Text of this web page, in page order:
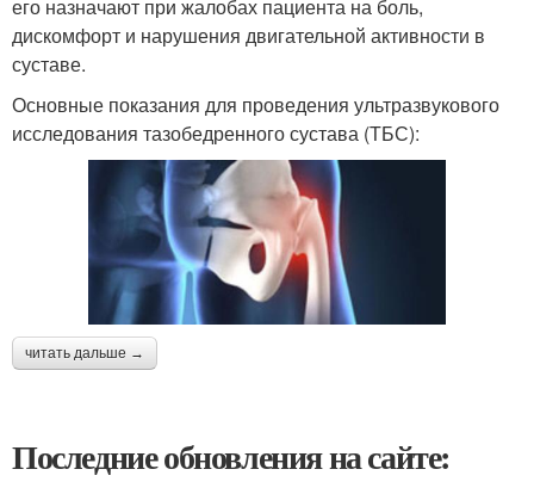
его назначают при жалобах пациента на боль,
дискомфорт и нарушения двигательной активности в
суставе.
Основные показания для проведения ультразвукового
исследования тазобедренного сустава (ТБС):
читать дальше →
Последние обновления на сайте: